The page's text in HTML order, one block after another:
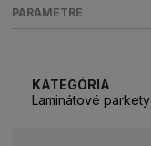
PARAMETRE
KATEGÓRIA
Laminátové parkety